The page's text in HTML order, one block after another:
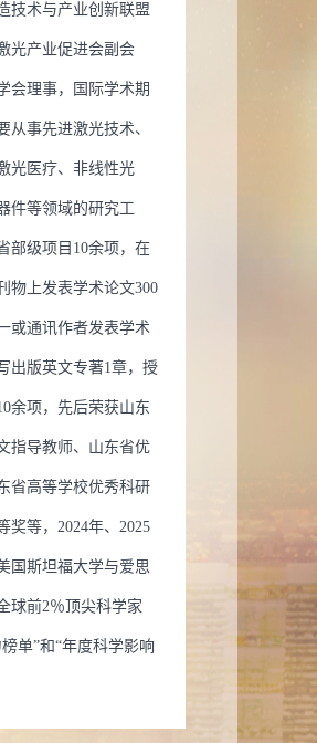
山东省优秀研究生论文指导教师
硕士学位论文指导奖
优秀科研成果二等奖
秀科研成果二等奖
2008 曾获荣誉当选： 山东大
当选： 德国洪堡基金
优秀科研成果一等奖 2007 曾获
秀科研成果二等奖 2006 曾获荣
科研成果二等奖
技术与产业创新联盟
光产业促进会副会
会理事，国际学术期
从事先进激光技术、
光医疗、非线性光
件等领域的研究工
部级项目10余项，在
物上发表学术论文300
或通讯作者发表学术
出版英文专著1章，授
余项，先后荣获山东
指导教师、山东省优
省高等学校优秀科研
奖等，2024年、2025
国斯坦福大学与爱思
球前2％顶尖科学家
单”和“年度科学影响